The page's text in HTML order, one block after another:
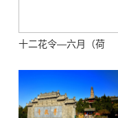
十二花令—六月（荷